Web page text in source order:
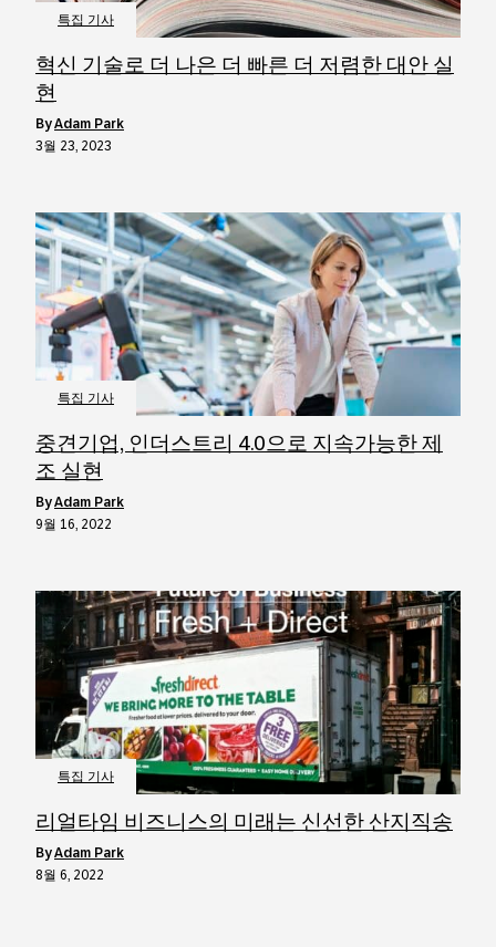
특집 기사
혁신 기술로 더 나은 더 빠른 더 저렴한 대안 실
현
byAdam Park
3월 23, 2023
특집 기사
중견기업, 인더스트리 4.0으로 지속가능한 제
조 실현
byAdam Park
9월 16, 2022
특집 기사
리얼타임 비즈니스의 미래는 신선한 산지직송
byAdam Park
8월 6, 2022